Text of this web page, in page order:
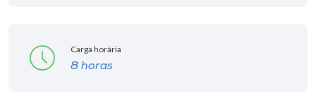
Carga horária
8 horas